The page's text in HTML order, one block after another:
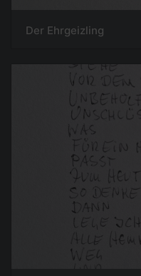
Der Ehrgeizling